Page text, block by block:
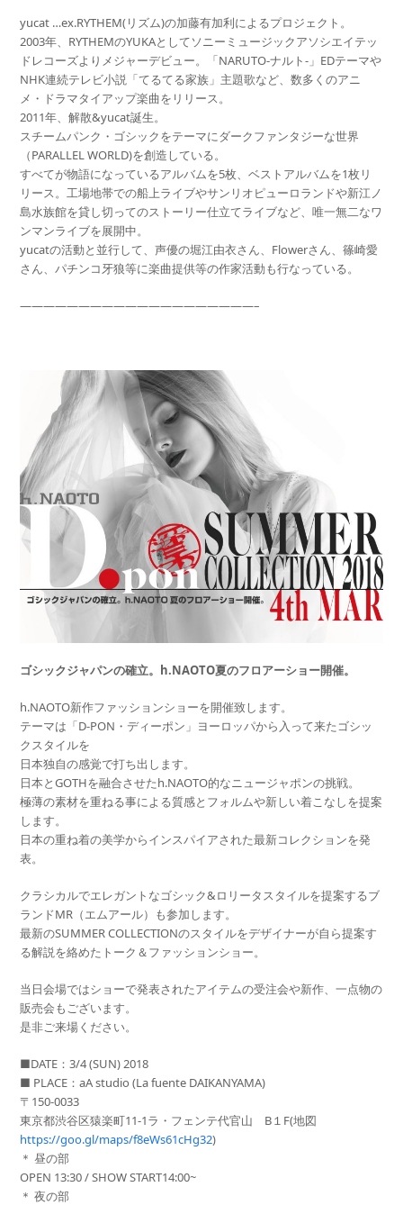
yucat …ex.RYTHEM(リズム)の加藤有加利によるプロジェクト。
2003年、RYTHEMのYUKAとしてソニーミュージックアソシエイテッ
ドレコーズよりメジャーデビュー。「NARUTO-ナルト-」EDテーマや
NHK連続テレビ小説「てるてる家族」主題歌など、数多くのアニ
メ・ドラマタイアップ楽曲をリリース。
2011年、解散&yucat誕生。
スチームパンク・ゴシックをテーマにダークファンタジーな世界
（PARALLEL WORLD)を創造している。
すべてが物語になっているアルバムを5枚、ベストアルバムを1枚リ
リース。工場地帯での船上ライブやサンリオピューロランドや新江ノ
島水族館を貸し切ってのストーリー仕立てライブなど、唯一無二なワ
ンマンライブを展開中。
yucatの活動と並行して、声優の堀江由衣さん、Flowerさん、篠崎愛
さん、パチンコ牙狼等に楽曲提供等の作家活動も行なっている。
————————————————————–
ゴシックジャパンの確立。h.NAOTO夏のフロアーショー開催。
h.NAOTO新作ファッションショーを開催致します。
テーマは「D-PON・ディーポン」ヨーロッパから入って来たゴシッ
クスタイルを
日本独自の感覚で打ち出します。
日本とGOTHを融合させたh.NAOTO的なニュージャポンの挑戦。
極薄の素材を重ねる事による質感とフォルムや新しい着こなしを提案
します。
日本の重ね着の美学からインスパイアされた最新コレクションを発
表。
クラシカルでエレガントなゴシック&ロリータスタイルを提案するブ
ランドMR（エムアール）も参加します。
最新のSUMMER COLLECTIONのスタイルをデザイナーが自ら提案す
る解説を絡めたトーク＆ファッションショー。
当日会場ではショーで発表されたアイテムの受注会や新作、一点物の
販売会もございます。
是非ご来場ください。
■DATE：3/4 (SUN) 2018
■ PLACE：aA studio (La fuente DAIKANYAMA)
〒150-0033
東京都渋谷区猿楽町11-1ラ・フェンテ代官山 B１F(地図
https://goo.gl/maps/f8eWs61cHg32)
＊ 昼の部
OPEN 13:30 / SHOW START14:00~
＊ 夜の部